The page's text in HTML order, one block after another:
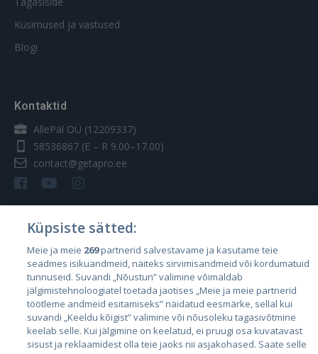
Küsimused ja vastused
Blogi
Kontaktid
AllePal OÜ (12209337)
58536867 (E – R 9.00–17.00)
contact@getapro.ee
Riigid
Eesti
Läti
Leedu
Küpsiste sätted:
Meie ja meie 269partnerid salvestavame ja kasutame teie
seadmes isikuandmeid, näiteks sirvimisandmeid või kordumatuid
tunnuseid. Suvandi „Nõustun” valimine võimaldab
jälgimistehnoloogiatel toetada jaotises „Meie ja meie partnerid
töötleme andmeid esitamiseks” näidatud eesmärke, sellal kui
suvandi „Keeldu kõigist” valimine või nõusoleku tagasivõtmine
keelab selle. Kui jälgimine on keelatud, ei pruugi osa kuvatavast
sisust ja reklaamidest olla teie jaoks nii asjakohased. Saate selle